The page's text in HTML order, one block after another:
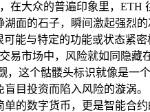
在大众的普遍印象里，
面的石子，瞬间激起强烈
能与特定的功能或状态紧
易市场中，风险就如同隐
这个骷髅头标识就像是
目投资而陷入风险的漩涡
的数字货币，更是智能合